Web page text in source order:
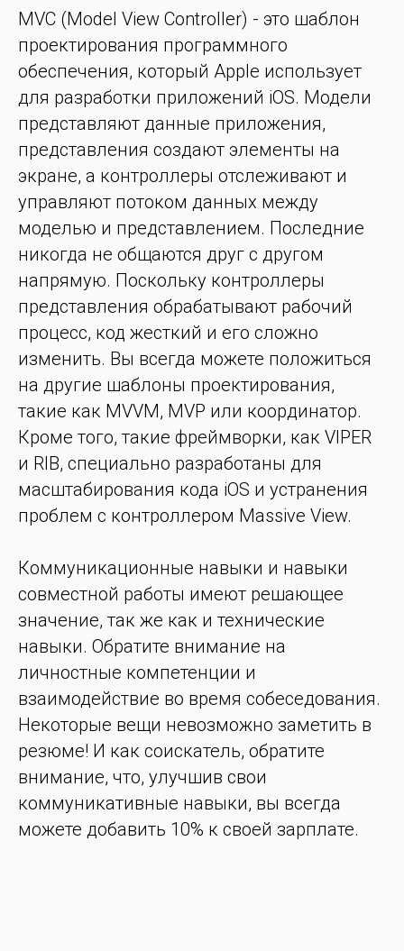
MVC (Model View Controller) - это шаблон
проектирования программного
обеспечения, который Apple использует
для разработки приложений iOS. Модели
представляют данные приложения,
представления создают элементы на
экране, а контроллеры отслеживают и
управляют потоком данных между
моделью и представлением. Последние
никогда не общаются друг с другом
напрямую. Поскольку контроллеры
представления обрабатывают рабочий
процесс, код жесткий и его сложно
изменить. Вы всегда можете положиться
на другие шаблоны проектирования,
такие как MVVM, MVP или координатор.
Кроме того, такие фреймворки, как VIPER
и RIB, специально разработаны для
масштабирования кода iOS и устранения
проблем с контроллером Massive View.
Коммуникационные навыки и навыки
совместной работы имеют решающее
значение, так же как и технические
навыки. Обратите внимание на
личностные компетенции и
взаимодействие во время собеседования.
Некоторые вещи невозможно заметить в
резюме! И как соискатель, обратите
внимание, что, улучшив свои
коммуникативные навыки, вы всегда
можете добавить 10% к своей зарплате.